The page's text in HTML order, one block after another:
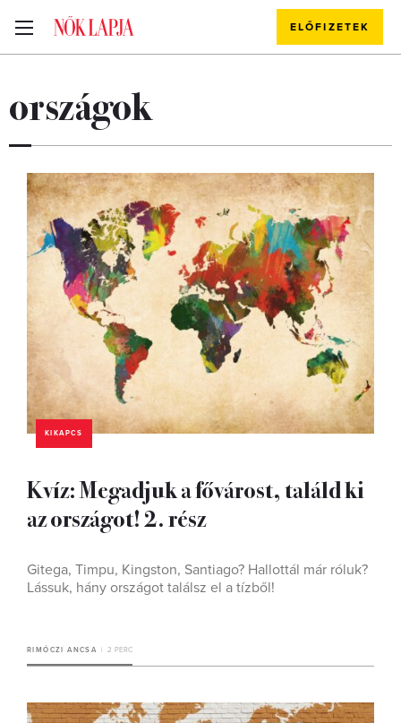
ELŐFIZETEK
országok
KIKAPCS
Kvíz: Megadjuk a fővárost, találd ki
az országot! 2. rész
Gitega, Timpu, Kingston, Santiago? Hallottál már róluk?
Lássuk, hány országot találsz el a tízből!
RIMÓCZI ANCSA 2 PERC